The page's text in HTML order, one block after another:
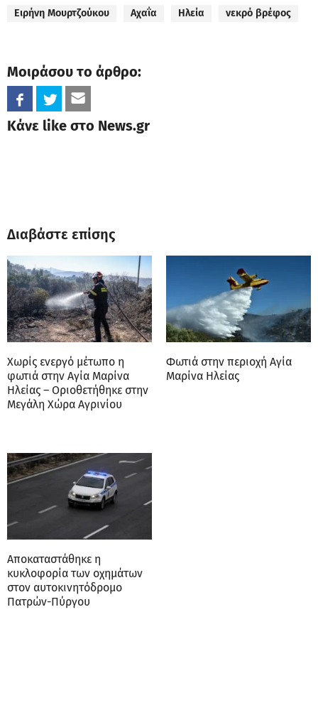
Ειρήνη Μουρτζούκου Αχαΐα Ηλεία νεκρό βρέφος
Μοιράσου το άρθρο:
Κάνε like στο News.gr
Διαβάστε επίσης
Χωρίς ενεργό μέτωπο η
φωτιά στην Αγία Μαρίνα
Ηλείας – Οριοθετήθηκε στην
Μεγάλη Χώρα Αγρινίου
Φωτιά στην περιοχή Αγία
Μαρίνα Ηλείας
Αποκαταστάθηκε η
κυκλοφορία των οχημάτων
στον αυτοκινητόδρομο
Πατρών-Πύργου